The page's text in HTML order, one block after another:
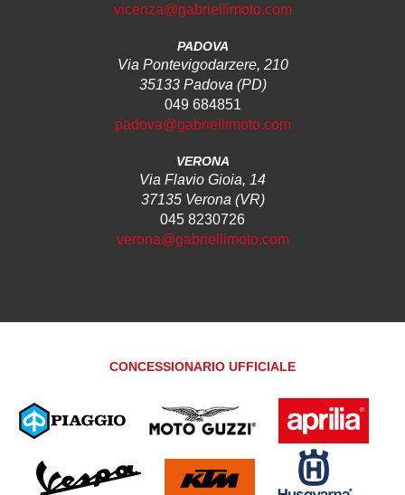
vicenza@gabriellimoto.com
PADOVA
Via Pontevigodarzere, 210
35133 Padova (PD)
049 684851
padova@gabriellimoto.com
VERONA
Via Flavio Gioia, 14
37135 Verona (VR)
045 8230726
verona@gabriellimoto.com
CONCESSIONARIO UFFICIALE